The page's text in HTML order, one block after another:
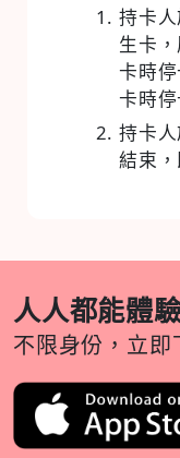
持卡
生卡
卡時
卡時停
持卡
結束
人人都能體
不限身份，立即